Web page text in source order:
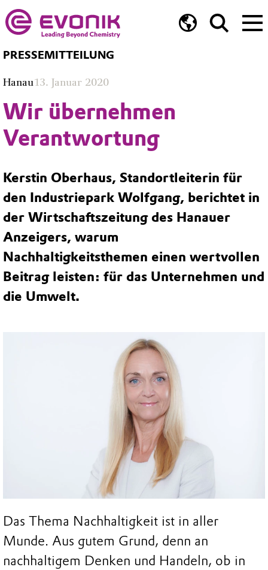
PRESSEMITTEILUNG
Hanau13. Januar 2020
Wir übernehmen
Verantwortung
Kerstin Oberhaus, Standortleiterin für
den Industriepark Wolfgang, berichtet in
der Wirtschaftszeitung des Hanauer
Anzeigers, warum
Nachhaltigkeitsthemen einen wertvollen
Beitrag leisten: für das Unternehmen und
die Umwelt.
Das Thema Nachhaltigkeit ist in aller
Munde. Aus gutem Grund, denn an
nachhaltigem Denken und Handeln, ob in